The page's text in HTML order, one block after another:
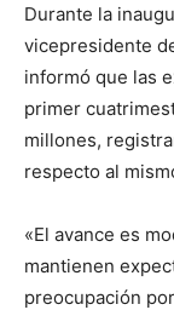
Durante la
vicepresidente
informó que las
primer
millones,
respecto al
«El avance es
mantienen
preocupación